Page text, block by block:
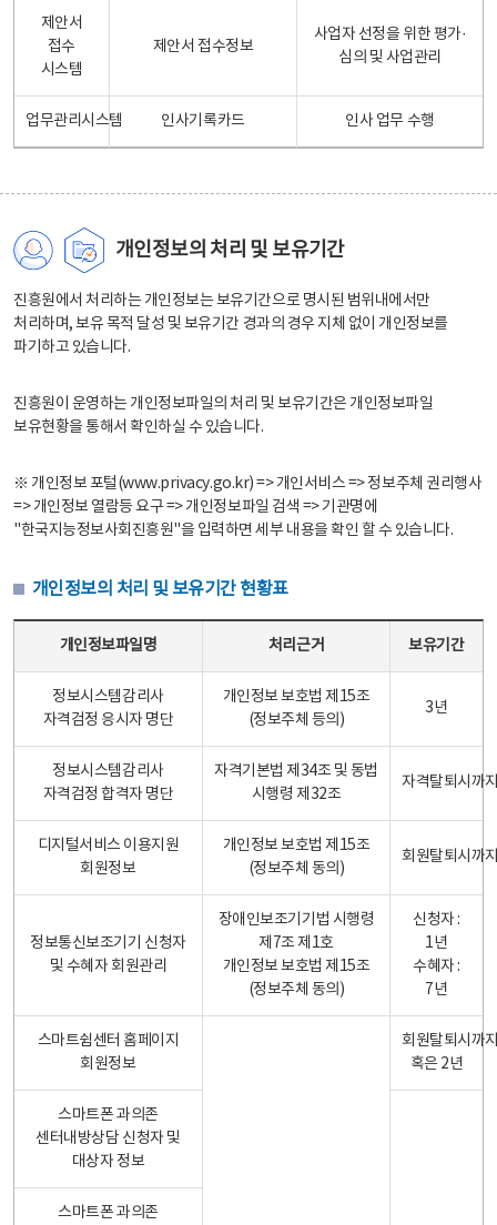
제안서
접수
시스템
제안서 접수정보
사업자 선정을 위한 평가·
심의 및 사업관리
업무관리시스템 인사기록카드 인사 업무 수행
개인정보의 처리 및 보유기간
진흥원에서 처리하는 개인정보는 보유기간으로 명시된 범위내에서만
처리하며, 보유 목적 달성 및 보유기간 경과의 경우 지체 없이 개인정보를
파기하고 있습니다.
진흥원이 운영하는 개인정보파일의 처리 및 보유기간은 개인정보파일
보유현황을 통해서 확인하실 수 있습니다.
※ 개인정보 포털(www.privacy.go.kr) => 개인서비스 => 정보주체 권리행사
=> 개인정보 열람등 요구 => 개인정보파일 검색 => 기관명에
"한국지능정보사회진흥원"을 입력하면 세부 내용을 확인 할 수 있습니다.
개인정보의 처리 및 보유기간 현황표
개인정보파일명 처리근거 보유기간
정보시스템감리사
자격검정 응시자 명단
개인정보 보호법 제15조
(정보주체 등의)
3년
정보시스템감리사
자격검정 합격자 명단
자격기본법 제34조 및 동법
시행령 제32조
자격탈퇴시까
디지털서비스 이용지원
회원정보
개인정보 보호법 제15조
(정보주체 동의)
회원탈퇴시까
정보통신보조기기 신청자
및 수혜자 회원관리
장애인보조기기법 시행령
제7조 제1호
개인정보 보호법 제15조
(정보주체 동의)
신청자 :
1년
수혜자 :
7년
스마트쉼센터 홈페이지
회원정보
회원탈퇴시까
혹은 2년
스마트폰 과의존
센터내방상담 신청자 및
대상자 정보
스마트폰 과의존